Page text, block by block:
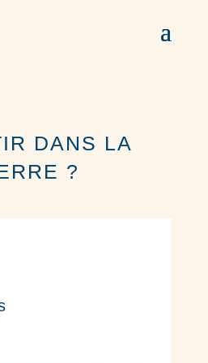
DANS LA
?